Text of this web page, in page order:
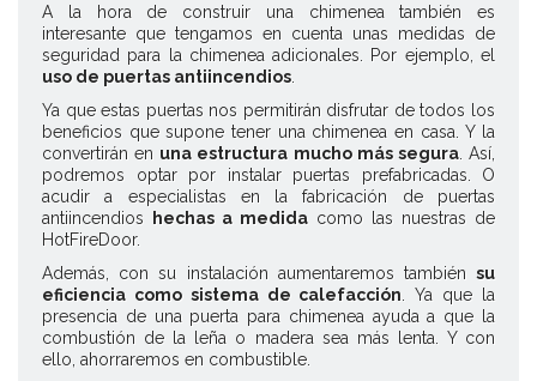
A la hora de construir una chimenea también es
interesante que tengamos en cuenta unas medidas de
seguridad para la chimenea adicionales. Por ejemplo, el
uso de puertas antiincendios
Ya que estas puertas nos permitirán disfrutar de todos los
beneficios que supone tener una chimenea en casa. Y la
convertirán en una estructura mucho más segura. Así,
podremos optar por instalar puertas prefabricadas. O
acudir a especialistas en la fabricación de puertas
antiincendios
hechas a medida como las nuestras de
HotFireDoor.
Además, con su instalación aumentaremos también su
eficiencia como sistema de calefacción . Ya que la
presencia de una puerta para chimenea ayuda a que la
combustión de la leña o madera sea más lenta. Y con
ello, ahorraremos en combustible.